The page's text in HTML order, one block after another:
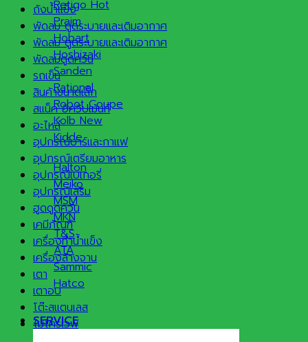
Retigo
Praim
Hobart
Hoshizaki
Sanden
Rational
Robot Coupe
Kolb
Kidde
Halton
Meiko
MSM
MKN
T&S
ATA
Sammic
Hatco
SERVICE
ถังน้ำแข็ง
พัดลม ดูดระบายและเติมอากาศ
พัดลม ดูดระบายและเติมอากาศ
พัดลมดูดควัน
รถเข็น
สินค้าขนาดเล็ก
สแน็ค อีควิปเม้นท์
อะไหล่
อุปกรณ์บาร์และกาแฟ
อุปกรณ์เตรียมอาหาร
อุปกรณ์เบเกอรี่
อุปกรณ์เสริม
ฮูดดูดควัน
เคมีภัณฑ์
เครื่องทำน้ำแข็ง
เครื่องล้างจาน
เตา
เตาอบ
โต๊ะสแตนเลส
ไมโครเวฟ